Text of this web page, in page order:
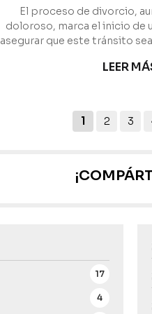
17
4
El proceso de divorcio,
doloroso, marca el inicio de
asegurar que este tránsito
casi todos solemos cometer.
7 deslices que pueden
ser sincero con su
LEER
1 2 3